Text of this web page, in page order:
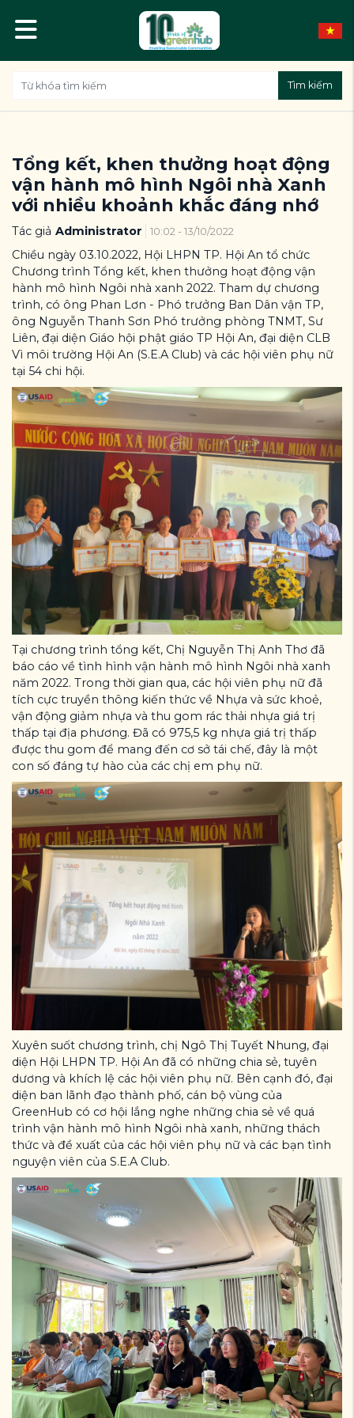
Tìm kiếm
Tổng kết, khen thưởng hoạt động
vận hành mô hình Ngôi nhà Xanh
với nhiều khoảnh khắc đáng nhớ
Tác giả Administrator 10:02 - 13/10/2022
Chiều ngày 03.10.2022, Hội LHPN TP. Hội An tổ chức
Chương trình Tổng kết, khen thưởng hoạt động vận
hành mô hình Ngôi nhà xanh 2022. Tham dự chương
trình, có ông Phan Lơn - Phó trưởng Ban Dân vận TP,
ông Nguyễn Thanh Sơn Phó trưởng phòng TNMT, Sư
Liên, đại diện Giáo hội phật giáo TP Hội An, đại diện CLB
Vì môi trường Hội An (S.E.A Club) và các hội viên phụ nữ
tại 54 chi hội.
Tại chương trình tổng kết, Chị Nguyễn Thị Anh Thơ đã
báo cáo về tình hình vận hành mô hình Ngôi nhà xanh
năm 2022. Trong thời gian qua, các hội viên phụ nữ đã
tích cực truyền thông kiến thức về Nhựa và sức khoẻ,
vận động giảm nhựa và thu gom rác thải nhựa giá trị
thấp tại địa phương. Đã có 975,5 kg nhựa giá trị thấp
được thu gom để mang đến cơ sở tái chế, đây là một
con số đáng tự hào của các chị em phụ nữ.
Xuyên suốt chương trình, chị Ngô Thị Tuyết Nhung, đại
diện Hội LHPN TP. Hội An đã có những chia sẻ, tuyên
dương và khích lệ các hội viên phụ nữ. Bên cạnh đó, đại
diện ban lãnh đạo thành phố, cán bộ vùng của
GreenHub có cơ hội lắng nghe những chia sẻ về quá
trình vận hành mô hình Ngôi nhà xanh, những thách
thức và đề xuất của các hội viên phụ nữ và các bạn tình
nguyện viên của S.E.A Club.